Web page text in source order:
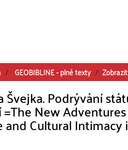
GEOBIBLINE - plné texty
Podrývání
New
Cultural